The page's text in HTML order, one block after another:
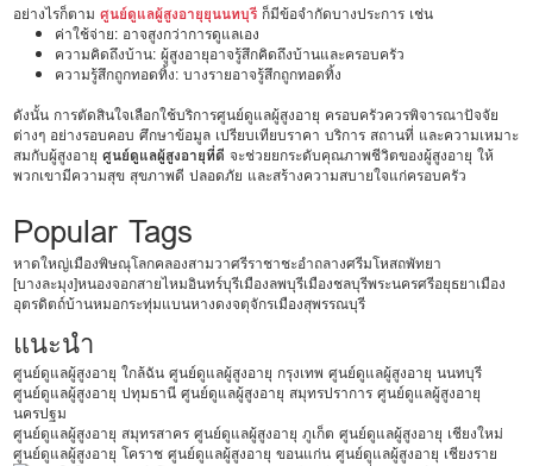
อย่างไรก็ตามศูนย์ดูแลผู้สูงอายุยุนนทบุรี ก็มีข้อจำกัดบางประการ เช่น
ค่าใช้จ่าย: อาจสูงกว่าการดูแลเอง
ความคิดถึงบ้าน: ผู้สูงอายุอาจรู้สึกคิดถึงบ้านและครอบครัว
ความรู้สึกถูกทอดทิ้ง: บางรายอาจรู้สึกถูกทอดทิ้ง
ดังนั้น การตัดสินใจเลือกใช้บริการศูนย์ดูแลผู้สูงอายุ ครอบครัวควรพิจารณาปัจจัย
ต่างๆ อย่างรอบคอบ ศึกษาข้อมูล เปรียบเทียบราคา บริการ สถานที่ และความเหมาะ
สมกับผู้สูงอายุศูนย์ดูแลผู้สูงอายุที่ดี จะช่วยยกระดับคุณภาพชีวิตของผู้สูงอายุ ให้
พวกเขามีความสุข สุขภาพดี ปลอดภัย และสร้างความสบายใจแก่ครอบครัว
Popular Tags
หาดใหญ่เมืองพิษณุโลกคลองสามวาศรีราชาชะอำถลางศรีมโหสถพัทยา
[บางละมุง]หนองจอกสายไหมอินทร์บุรีเมืองลพบุรีเมืองชลบุรีพระนครศรีอยุธยาเมือง
อุตรดิตถ์บ้านหมอกระทุ่มแบนหางดงจตุจักรเมืองสุพรรณบุรี
แนะนำ
ศูนย์ดูแลผู้สูงอายุ ใกล้ฉัน ศูนย์ดูแลผู้สูงอายุ กรุงเทพ ศูนย์ดูแลผู้สูงอายุ นนทบุรี
ศูนย์ดูแลผู้สูงอายุ ปทุมธานี ศูนย์ดูแลผู้สูงอายุ สมุทรปราการ ศูนย์ดูแลผู้สูงอายุ
นครปฐม
ศูนย์ดูแลผู้สูงอายุ สมุทรสาคร ศูนย์ดูแลผู้สูงอายุ ภูเก็ต ศูนย์ดูแลผู้สูงอายุ เชียงใหม่
ศูนย์ดูแลผู้สูงอายุ โคราช ศูนย์ดูแลผู้สูงอายุ ขอนแก่น ศูนย์ดูแลผู้สูงอายุ เชียงราย